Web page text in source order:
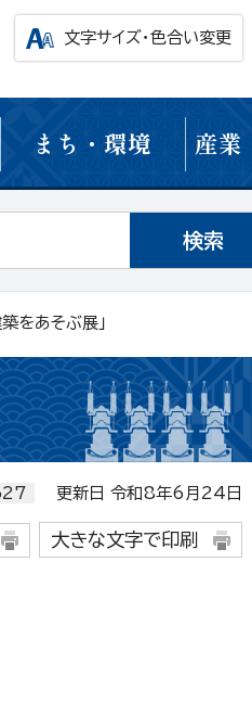
文字サイズ・色合い変更
まち・環境 産業
をあそぶ展」
更新日 令和8年6月24日
大きな文字で印刷